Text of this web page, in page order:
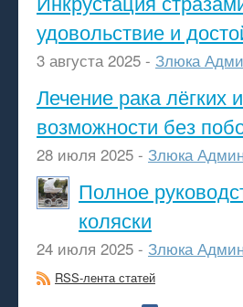
удовольствие и
3 августа 2025 - Злюка
Лечение рака
возможности без
28 июля 2025 - Злюка
Полное
коляски
24 июля 2025 - Злюка
RSS-лента статей